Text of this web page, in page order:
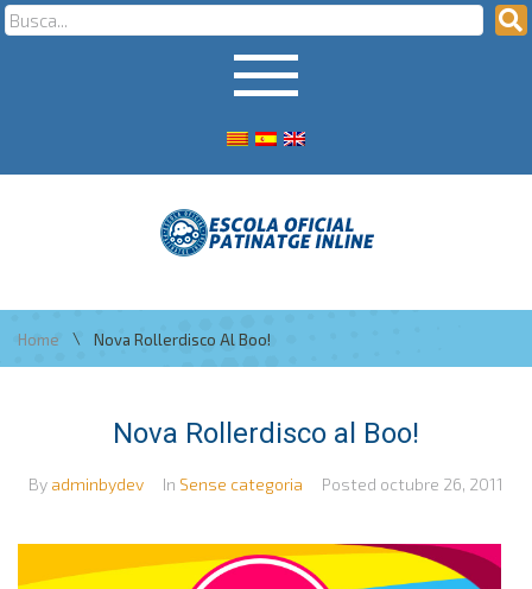
Home \ Nova Rollerdisco Al Boo!
Nova Rollerdisco al Boo!
By adminbydev In Sense categoria Posted octubre 26, 2011